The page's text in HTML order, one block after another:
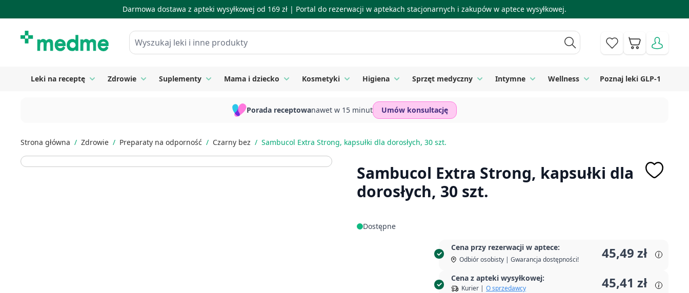
Darmowa dostawa z apteki wysyłkowej od 169 zł | Portal do rezerwacji w aptekach stacjonarnych i zakupów w aptece wysyłkowej.
Wyszukaj leki i inne produkty
Koszyk
Leki na receptę Toggle submenu for Leki na receptę
Zdrowie Toggle submenu for Zdrowie
Suplementy Toggle submenu for Suplementy
Mama i dziecko Toggle submenu for Mama i dziecko
Kosmetyki Toggle submenu for Kosmetyki
Higiena Toggle submenu for Higiena
Sprzęt medyczny Toggle submenu for Sprzęt medyczny
Intymne Toggle submenu for Intymne
Wellness Toggle submenu for Wellness
Poznaj leki GLP-1
Porada receptowanawet w 15 minut Umów konsultację
Strona główna / Zdrowie / Preparaty na odporność / Czarny bez / Sambucol Extra Strong, kapsułki dla dorosłych, 30 szt.
Sambucol Extra Strong, kapsułki dla
dorosłych, 30 szt.
Dostępne
Cena przy rezerwacji w aptece:
Odbiór osobisty | Gwarancja dostępności! 45,49 zł
Cena z apteki wysyłkowej:
Kurier | O sprzedawcy 45,41 zł